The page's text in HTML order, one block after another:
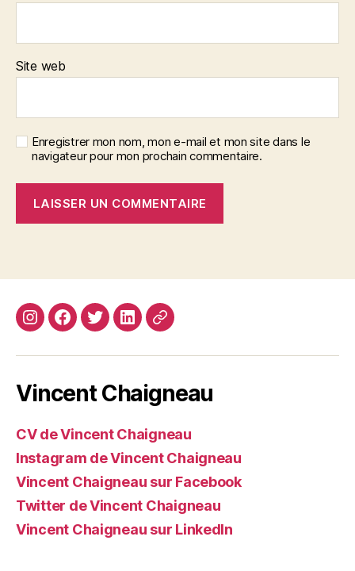
Site web
Enregistrer mon nom, mon e-mail et mon site dans le
navigateur pour mon prochain commentaire.
InstagramFacebook
TwitterLinkedin
Site
Vincent Chaigneau
CV de Vincent Chaigneau
Instagram de Vincent Chaigneau
Vincent Chaigneau sur Facebook
Twitter de Vincent Chaigneau
Vincent Chaigneau sur LinkedIn